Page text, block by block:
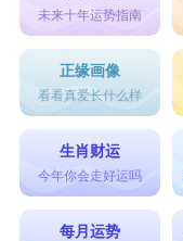
未来十年运势指南
正缘画像
看看真爱长什么样
生肖财运
今年你会走好运吗
每月运势